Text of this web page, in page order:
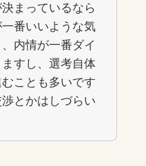
まっているなら
番いいような気
内情が一番ダイ
すし、選考自体
ことも多いです
渉とかはしづらい